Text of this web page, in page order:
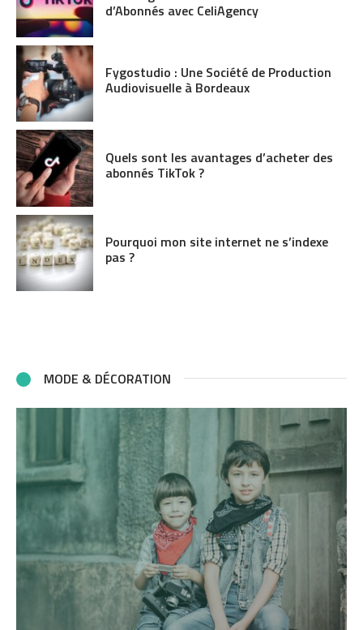
d’Abonnés avec CeliAgency
Fygostudio : Une Société de Production
Audiovisuelle à Bordeaux
Quels sont les avantages d’acheter des
abonnés TikTok ?
Pourquoi mon site internet ne s’indexe
pas ?
MODE & DÉCORATION